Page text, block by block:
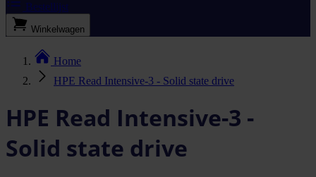
Bestellijst
Winkelwagen
Home
HPE Read Intensive-3 - Solid state drive
HPE Read Intensive-3 -
Solid state drive